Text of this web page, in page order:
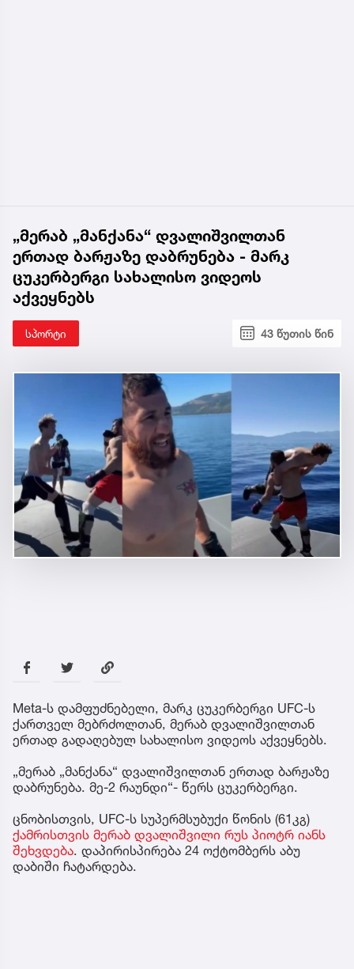
„მერაბ „მანქანა“ დვალიშვილთან
ერთად ბარჟაზე დაბრუნება - მარკ
ცუკერბერგი სახალისო ვიდეოს
აქვეყნებს
სპორტი 43 წუთის წინ
Meta-ს დამფუძნებელი, მარკ ცუკერბერგი UFC-ს
ქართველ მებრძოლთან, მერაბ დვალიშვილთან
ერთად გადაღებულ სახალისო ვიდეოს აქვეყნებს.
„მერაბ „მანქანა“ დვალიშვილთან ერთად ბარჟაზე
დაბრუნება. მე-2 რაუნდი“- წერს ცუკერბერგი.
ცნობისთვის, UFC-ს სუპერმსუბუქი წონის (61კგ)
ქამრისთვის მერაბ დვალიშვილი რუს პიოტრ იანს
შეხვდება. დაპირისპირება 24 ოქტომბერს აბუ
დაბიში ჩატარდება.